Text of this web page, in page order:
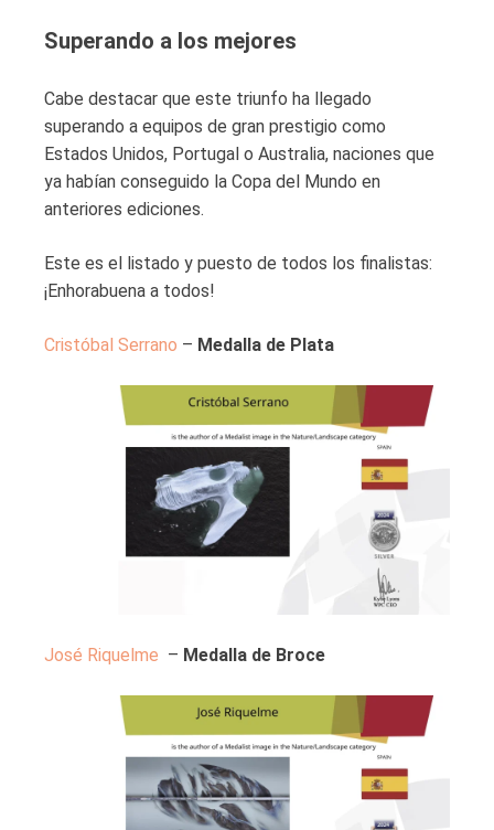
Superando a los mejores
Cabe destacar que este triunfo ha llegado
superando a equipos de gran prestigio como
Estados Unidos, Portugal o Australia, naciones que
ya habían conseguido la Copa del Mundo en
anteriores ediciones.
Este es el listado y puesto de todos los finalistas:
¡Enhorabuena a todos!
Cristóbal Serrano – Medalla de Plata
José Riquelme – Medalla de Broce